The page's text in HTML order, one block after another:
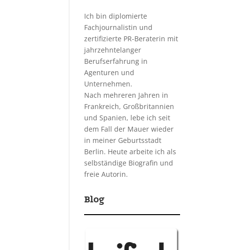
Ich bin diplomierte
Fachjournalistin und
zertifizierte PR-Beraterin mit
jahrzehntelanger
Berufserfahrung in
Agenturen und
Unternehmen.
Nach mehreren Jahren in
Frankreich, Großbritannien
und Spanien, lebe ich seit
dem Fall der Mauer wieder
in meiner Geburtsstadt
Berlin. Heute arbeite ich als
selbständige Biografin und
freie Autorin.
Blog